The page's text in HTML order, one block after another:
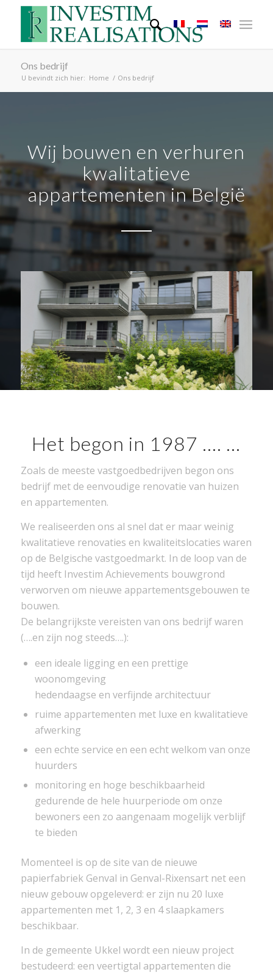
Ons bedrijf
U bevindt zich hier: Home / Ons bedrijf
Wij bouwen en verhuren
kwalitatieve
appartementen in België
Het begon in 1987 …. …
Zoals de meeste vastgoedbedrijven begon ons
bedrijf met de eenvoudige renovatie van huizen
en appartementen.
We realiseerden ons al snel dat er maar weinig
kwalitatieve renovaties en kwaliteitslocaties waren
op de Belgische vastgoedmarkt. In de loop van de
tijd heeft Investim Achievements bouwgrond
verworven om nieuwe appartementsgebouwen te
bouwen.
De belangrijkste vereisten van ons bedrijf waren
(….en zijn nog steeds….):
een ideale ligging en een prettige
woonomgeving
hedendaagse en verfijnde architectuur
ruime appartementen met luxe en kwalitatieve
afwerking
een echte service en een echt welkom van onze
huurders
monitoring en hoge beschikbaarheid
gedurende de hele huurperiode om onze
bewoners een zo aangenaam mogelijk verblijf
te bieden
Momenteel is op de site van de nieuwe
papierfabriek Genval in Genval-Rixensart net een
nieuw gebouw opgeleverd: er zijn nu 20 luxe
appartementen met 1, 2, 3 en 4 slaapkamers
beschikbaar.
In de gemeente Ukkel wordt een nieuw project
bestudeerd: een veertigtal appartementen die